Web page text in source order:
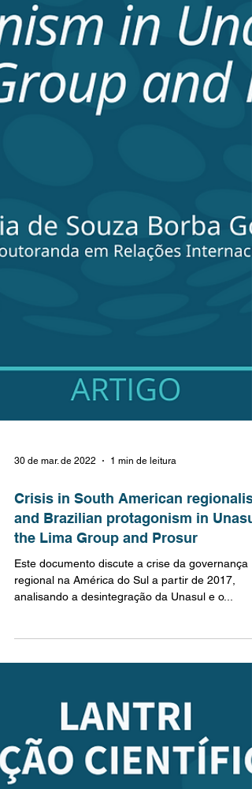
30 de mar. de 2022 1 min de leitura
Crisis in South American
and Brazilian protagonism in
the Lima Group and Prosur
Este documento discute a crise da governança